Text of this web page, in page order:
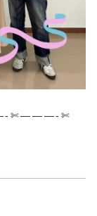
✄———-✄